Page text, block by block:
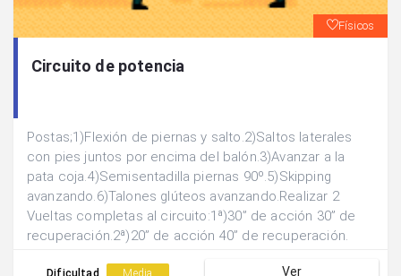
Físicos
Circuito de potencia
Postas;1)Flexión de piernas y salto.2)Saltos laterales
con pies juntos por encima del balón.3)Avanzar a la
pata coja.4)Semisentadilla piernas 90º.5)Skipping
avanzando.6)Talones glúteos avanzando.Realizar 2
Vueltas completas al circuito:1ª)30” de acción 30” de
recuperación.2ª)20” de acción 40” de recuperación.
Ver